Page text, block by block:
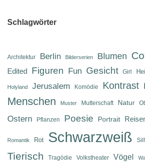
Schlagwörter
Architektur Berlin Bilderserien Blumen
Edited Figuren Fun Gesicht Girl
Holyland Jerusalem Komödie Kontrast
Menschen Muster Mutterschaft Natur
Ostern Pflanzen Poesie Portrait
Romantik Rot Schwarzweiß
Tierisch Tragödie Volkstheater Vögel